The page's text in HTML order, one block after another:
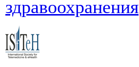
здравоохранения